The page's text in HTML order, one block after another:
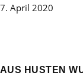
7. April 2020
AUS HUSTEN